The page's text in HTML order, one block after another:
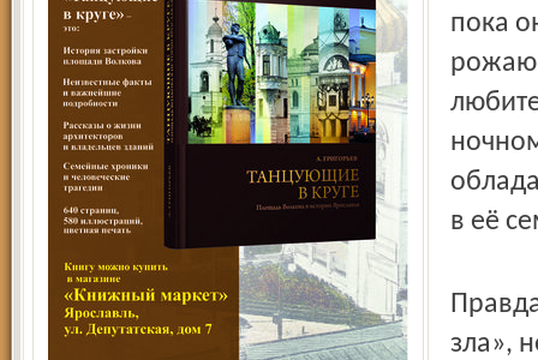
пока
в её
зла»,